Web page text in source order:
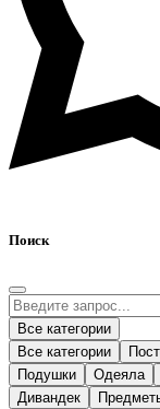
Поиск
Все категории
Все категории
Подушки
Одеяла
Дивандек